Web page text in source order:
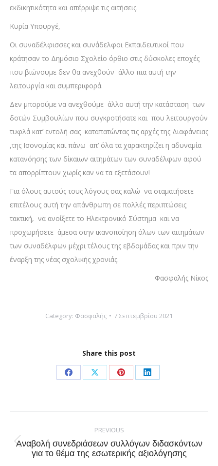
εκδικητικότητα και απέρριψε τις αιτήσεις.
Κυρία Υπουργέ,
Οι συναδέλφισσες και συνάδελφοι Εκπαιδευτικοί που
κράτησαν το Δημόσιο Σχολείο όρθιο στις δύσκολες εποχές
που βιώνουμε δεν θα ανεχθούν άλλο πια αυτή την
λειτουργία και συμπεριφορά.
Δεν μπορούμε να ανεχθούμε άλλο αυτή την κατάσταση των
δοτών Συμβουλίων που συγκροτήσατε και που λειτουργούν
τυφλά κατ’ εντολή σας καταπατώντας τις αρχές της Διαφάνειας
,της Ισονομίας και πάνω απ’ όλα τα χαρακτηρίζει η αδυναμία
κατανόησης των δίκαιων αιτημάτων των συναδέλφων αφού
τα απορρίπτουν χωρίς καν να τα εξετάσουν!
Για όλους αυτούς τους λόγους σας καλώ να σταματήσετε
επιτέλους αυτή την απάνθρωπη σε πολλές περιπτώσεις
τακτική, να ανοίξετε το Ηλεκτρονικό Σύστημα και να
προχωρήσετε άμεσα στην ικανοποίηση όλων των αιτημάτων
των συναδέλφων μέχρι τέλους της εβδομάδας και πριν την
έναρξη της νέας σχολικής χρονιάς.
Φασφαλής Νίκος
Category: Φασφαλής 7 Σεπτεμβρίου 2021
Share this post
Share
Facebook
Share
X
Share
Pinterest
Share
LinkedIn
navigation
PREVIOUS
Previous
post:
Αναβολή συνεδριάσεων συλλόγων διδασκόντων
για το θέμα της εσωτερικής αξιολόγησης